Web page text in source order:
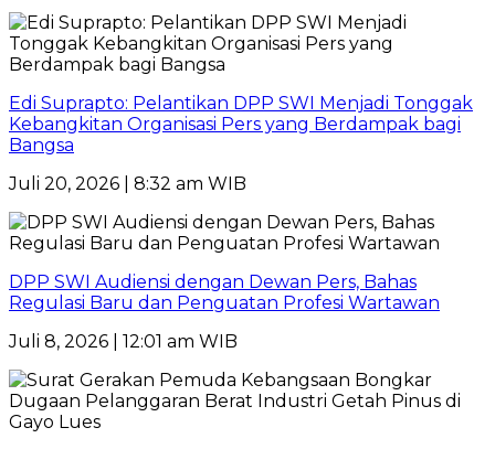
Edi Suprapto: Pelantikan DPP SWI Menjadi Tonggak
Kebangkitan Organisasi Pers yang Berdampak bagi
Bangsa
Juli 20, 2026 | 8:32 am WIB
DPP SWI Audiensi dengan Dewan Pers, Bahas
Regulasi Baru dan Penguatan Profesi Wartawan
Juli 8, 2026 | 12:01 am WIB